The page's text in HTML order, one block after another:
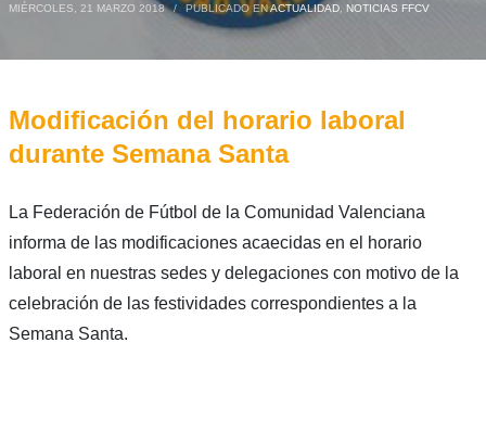
MIÉRCOLES, 21 MARZO 2018 / PUBLICADO ENACTUALIDAD, NOTICIAS FFCV
Modificación del horario laboral
durante Semana Santa
La Federación de Fútbol de la Comunidad Valenciana
informa de las modificaciones acaecidas en el horario
laboral en nuestras sedes y delegaciones con motivo de la
celebración de las festividades correspondientes a la
Semana Santa.